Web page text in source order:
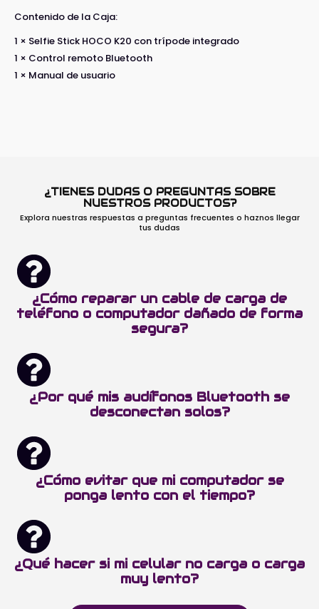
Contenido de la Caja:
1 × Selfie Stick HOCO K20 con trípode integrado
1 × Control remoto Bluetooth
1 × Manual de usuario
¿TIENES DUDAS O PREGUNTAS SOBRE
NUESTROS PRODUCTOS?
Explora nuestras respuestas a preguntas frecuentes o haznos llegar
tus dudas
¿Cómo reparar un cable de carga de
teléfono o computador dañado de forma
segura?
¿Por qué mis audífonos Bluetooth se
desconectan solos?
¿Cómo evitar que mi computador se
ponga lento con el tiempo?
¿Qué hacer si mi celular no carga o carga
muy lento?